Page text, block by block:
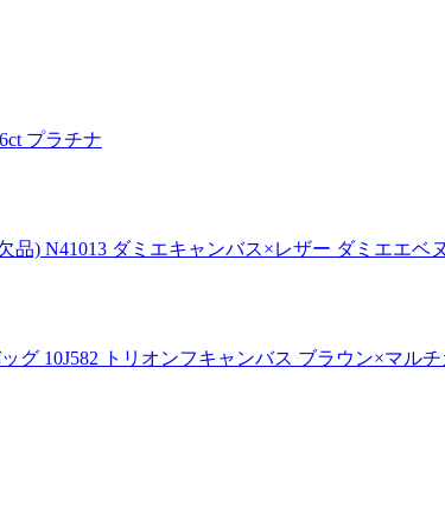
プラチナ
) N41013 ダミエキャンバス×レザー ダミエエベ
10J582 トリオンフキャンバス ブラウン×マル